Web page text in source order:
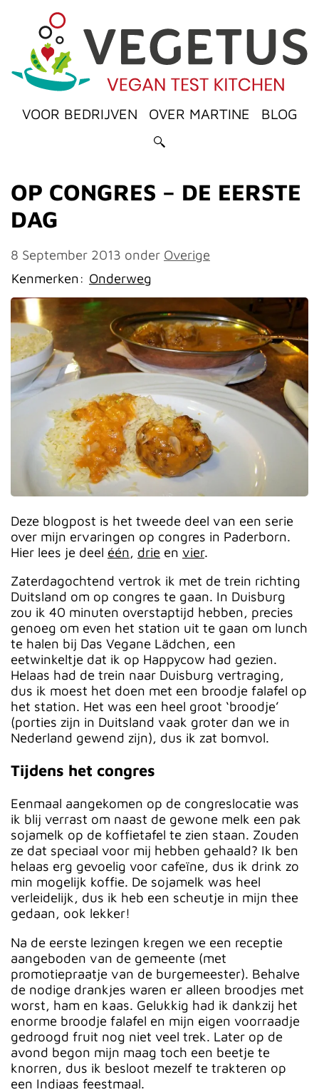
VOOR BEDRIJVEN OVER MARTINE BLOG
OP CONGRES – DE EERSTE
DAG
8 September 2013 onder Overige
Kenmerken: Onderweg
Deze blogpost is het tweede deel van een serie
over mijn ervaringen op congres in Paderborn.
Hier lees je deel één, drie en vier.
Zaterdagochtend vertrok ik met de trein richting
Duitsland om op congres te gaan. In Duisburg
zou ik 40 minuten overstaptijd hebben, precies
genoeg om even het station uit te gaan om lunch
te halen bij Das Vegane Lädchen, een
eetwinkeltje dat ik op Happycow had gezien.
Helaas had de trein naar Duisburg vertraging,
dus ik moest het doen met een broodje falafel op
het station. Het was een heel groot ‘broodje’
(porties zijn in Duitsland vaak groter dan we in
Nederland gewend zijn), dus ik zat bomvol.
Tijdens het congres
Eenmaal aangekomen op de congreslocatie was
ik blij verrast om naast de gewone melk een pak
sojamelk op de koffietafel te zien staan. Zouden
ze dat speciaal voor mij hebben gehaald? Ik ben
helaas erg gevoelig voor cafeïne, dus ik drink zo
min mogelijk koffie. De sojamelk was heel
verleidelijk, dus ik heb een scheutje in mijn thee
gedaan, ook lekker!
Na de eerste lezingen kregen we een receptie
aangeboden van de gemeente (met
promotiepraatje van de burgemeester). Behalve
de nodige drankjes waren er alleen broodjes met
worst, ham en kaas. Gelukkig had ik dankzij het
enorme broodje falafel en mijn eigen voorraadje
gedroogd fruit nog niet veel trek. Later op de
avond begon mijn maag toch een beetje te
knorren, dus ik besloot mezelf te trakteren op
een Indiaas feestmaal.